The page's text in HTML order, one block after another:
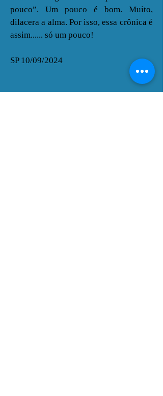
pouco”. Um pouco é bom. Muito,
dilacera a alma. Por isso, essa crônica é
assim...... só um pouco!
SP 10/09/2024